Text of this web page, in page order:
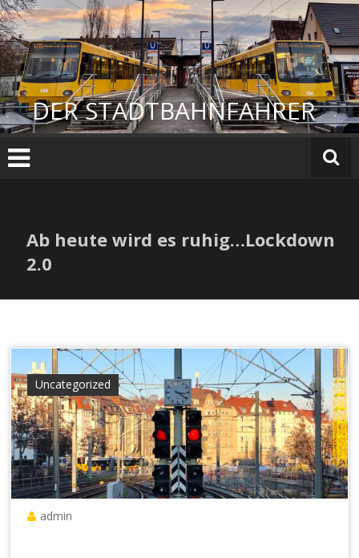
Zum
Inhalt
springen
DER STADTBAHNFAHRER
Ab heute wird es ruhig…Lockdown
2.0
Uncategorized
admin